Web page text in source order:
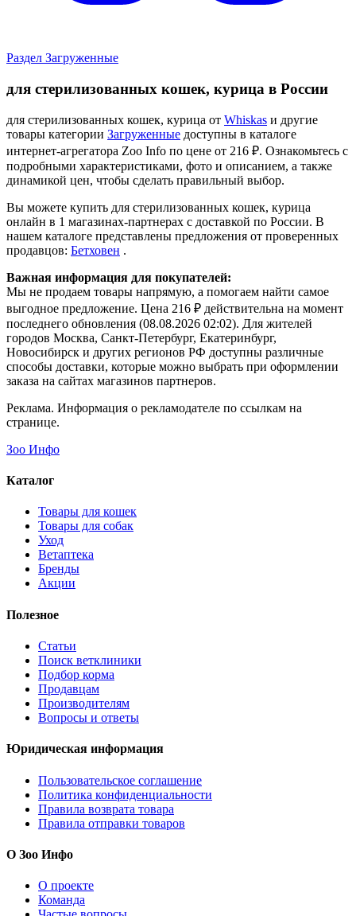
Раздел Загруженные
для стерилизованных кошек, курица в России
для стерилизованных кошек, курица от Whiskas и другие
товары категории Загруженные доступны в каталоге
интернет-агрегатора Zoo Info по цене от 216 ₽. Ознакомьтесь с
подробными характеристиками, фото и описанием, а также
динамикой цен, чтобы сделать правильный выбор.
Вы можете купить для стерилизованных кошек, курица
онлайн в 1 магазинах-партнерах с доставкой по России. В
нашем каталоге представлены предложения от проверенных
продавцов: Бетховен .
Важная информация для покупателей:
Мы не продаем товары напрямую, а помогаем найти самое
выгодное предложение. Цена 216 ₽ действительна на момент
последнего обновления (08.08.2026 02:02). Для жителей
городов Москва, Санкт-Петербург, Екатеринбург,
Новосибирск и других регионов РФ доступны различные
способы доставки, которые можно выбрать при оформлении
заказа на сайтах магазинов партнеров.
Реклама. Информация о рекламодателе по ссылкам на
странице.
Зоо Инфо
Каталог
Товары для кошек
Товары для собак
Уход
Ветаптека
Бренды
Акции
Полезное
Статьи
Поиск ветклиники
Подбор корма
Продавцам
Производителям
Вопросы и ответы
Юридическая информация
Пользовательское соглашение
Политика конфиденциальности
Правила возврата товара
Правила отправки товаров
О Зоо Инфо
О проекте
Команда